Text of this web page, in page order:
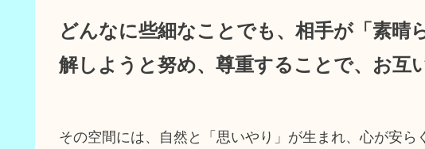
どんなに些細なことでも、相手が「素晴
解しようと努め、尊重することで、お互
その空間には、自然と「思いやり」が生まれ、心が安ら